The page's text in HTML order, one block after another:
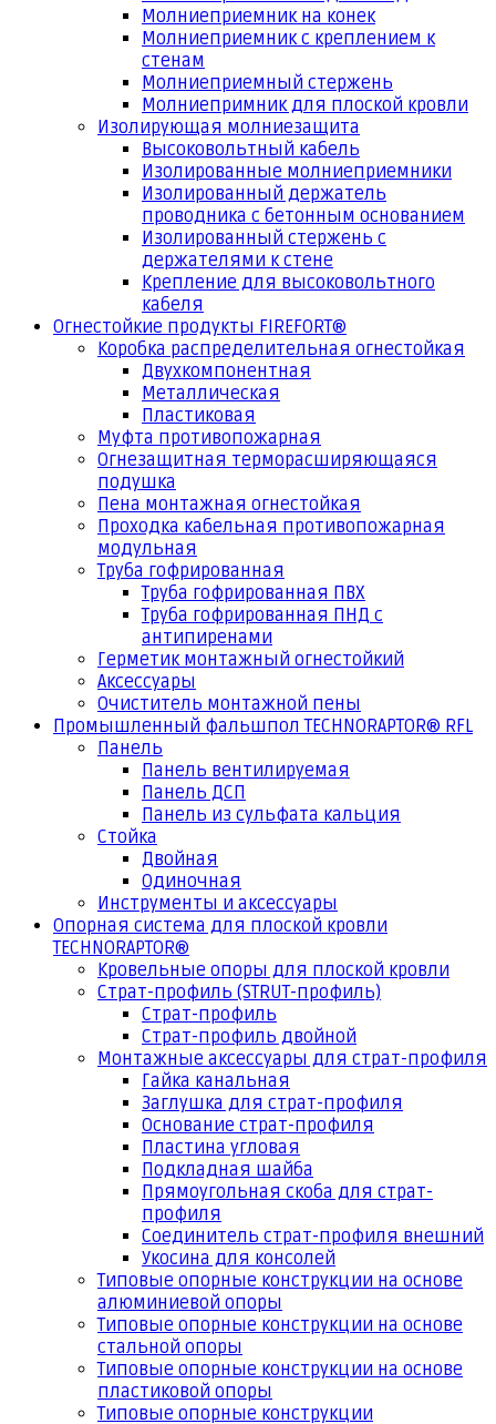
Молниеприемник на конек
Молниеприемник с креплением к
стенам
Молниеприемный стержень
Молниепримник для плоской кровли
Изолирующая молниезащита
Высоковольтный кабель
Изолированные молниеприемники
Изолированный держатель
проводника с бетонным основанием
Изолированный стержень с
держателями к стене
Крепление для высоковольтного
кабеля
Огнестойкие продукты FIREFORT®
Коробка распределительная огнестойкая
Двухкомпонентная
Металлическая
Пластиковая
Муфта противопожарная
Огнезащитная терморасширяющаяся
подушка
Пена монтажная огнестойкая
Проходка кабельная противопожарная
модульная
Труба гофрированная
Труба гофрированная ПВХ
Труба гофрированная ПНД с
антипиренами
Герметик монтажный огнестойкий
Аксессуары
Очиститель монтажной пены
Промышленный фальшпол TECHNORAPTOR® RFL
Панель
Панель вентилируемая
Панель ДСП
Панель из сульфата кальция
Стойка
Двойная
Одиночная
Инструменты и аксессуары
Опорная система для плоской кровли
TECHNORAPTOR®
Кровельные опоры для плоской кровли
Страт-профиль (STRUT-профиль)
Страт-профиль
Страт-профиль двойной
Монтажные аксессуары для страт-профиля
Гайка канальная
Заглушка для страт-профиля
Основание страт-профиля
Пластина угловая
Подкладная шайба
Прямоугольная скоба для страт-
профиля
Соединитель страт-профиля внешний
Укосина для консолей
Типовые опорные конструкции на основе
алюминиевой опоры
Типовые опорные конструкции на основе
стальной опоры
Типовые опорные конструкции на основе
пластиковой опоры
Типовые опорные конструкции